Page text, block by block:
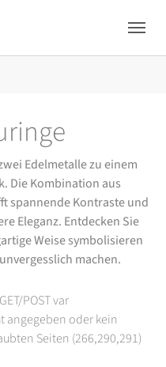
Edelmetalle zu einem
Die Kombination aus
spannende Kontraste und
Eleganz. Entdecken Sie
Weise symbolisieren
machen.
POST var
oder kein
Seiten (266,290,291)